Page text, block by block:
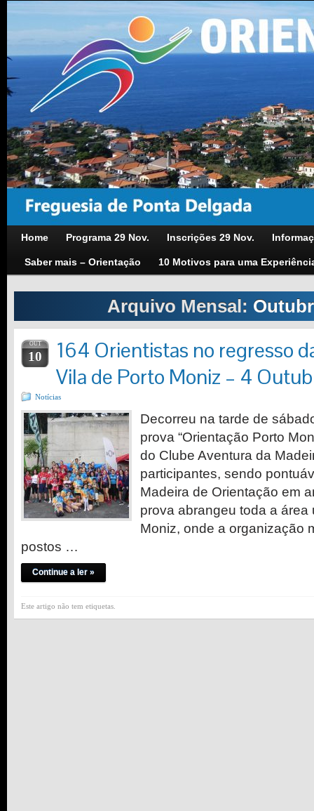
Home Programa 29 Nov. Inscrições 29 Nov.
Saber mais – Orientação 10 Motivos para uma
Arquivo Mensal:
OUT
10
164 Orientistas no regresso
Vila de Porto Moniz – 4
Notícias
Decorreu na tarde de
prova “Orientação Porto
do Clube Aventura da
participantes, sendo
Madeira de Orientação em
prova abrangeu toda a
Moniz, onde a organização
postos …
Continue a ler »
Este artigo não tem etiquetas.